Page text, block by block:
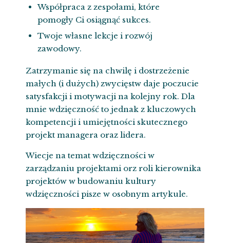
Współpraca z zespołami, które
pomogły Ci osiągnąć sukces.
Twoje własne lekcje i rozwój
zawodowy.
Zatrzymanie się na chwilę i dostrzeżenie
małych (i dużych) zwycięstw daje poczucie
satysfakcji i motywacji na kolejny rok. Dla
mnie wdzięczność to jednak z kluczowych
kompetencji i umiejętności skutecznego
projekt managera oraz lidera.
Wiecje na temat wdzięczności w
zarządzaniu projektami orz roli kierownika
projektów w budowaniu kultury
wdzięczności pisze w osobnym artykule.